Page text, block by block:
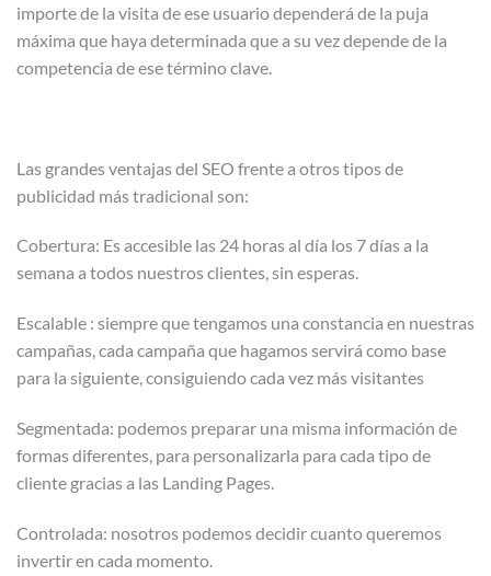
importe de la visita de ese usuario dependerá de la puja
máxima que haya determinada que a su vez depende de la
competencia de ese término clave.
Las grandes ventajas del SEO frente a otros tipos de
publicidad más tradicional son:
Cobertura: Es accesible las 24 horas al día los 7 días a la
semana a todos nuestros clientes, sin esperas.
Escalable : siempre que tengamos una constancia en nuestras
campañas, cada campaña que hagamos servirá como base
para la siguiente, consiguiendo cada vez más visitantes
Segmentada: podemos preparar una misma información de
formas diferentes, para personalizarla para cada tipo de
cliente gracias a las Landing Pages.
Controlada: nosotros podemos decidir cuanto queremos
invertir en cada momento.